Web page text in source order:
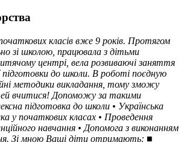
класів вже 9 років. Протягом
зі школою, працювала з дітьми
центрі, вела розвиваючі заняття
підготовки до школи. В роботі поєдную
методики викладання, тому зможу
вчитися! Допоможу за такими
підготовка до школи • Українська
у початкових класах • Проведення
навчання • Допомога з виконанням
Зі мною Ваші діти отримають: ■